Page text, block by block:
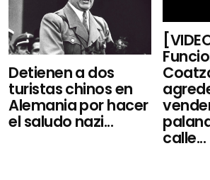
Detienen a dos
turistas chinos en
Alemania por hacer
el saludo nazi...
calle...